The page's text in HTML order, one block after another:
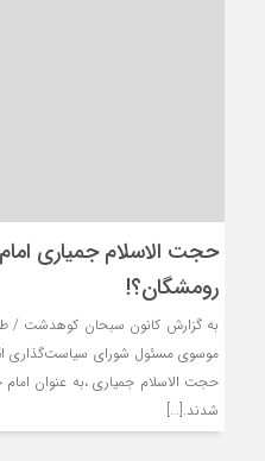
حجت الاسلام جمیاری
رومشگان؟!
به گزارش کانون سبحان کوهدشت /
موسوی مسئول شورای سیاست‌گذاری
حجت الاسلام جمیاری ،به عنوان
شدند.[…]